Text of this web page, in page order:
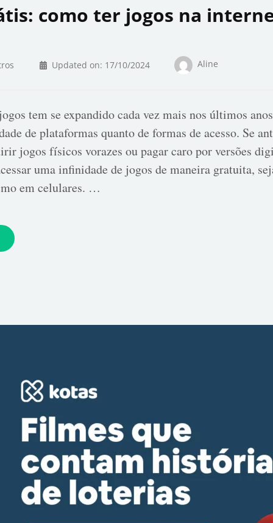
como ter jogos na
Updated on: 17/10/2024 Aline
tem se expandido cada vez mais nos últimos
de plataformas quanto de formas de acesso. Se
jogos físicos vorazes ou pagar caro por versões
uma infinidade de jogos de maneira gratuita,
em celulares. …